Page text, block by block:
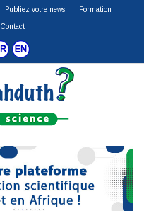
Publiez votre news Formation
Contact